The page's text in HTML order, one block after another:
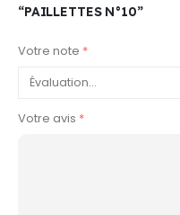
“PAILLETTES N°10”
Votre note *
Votre avis *